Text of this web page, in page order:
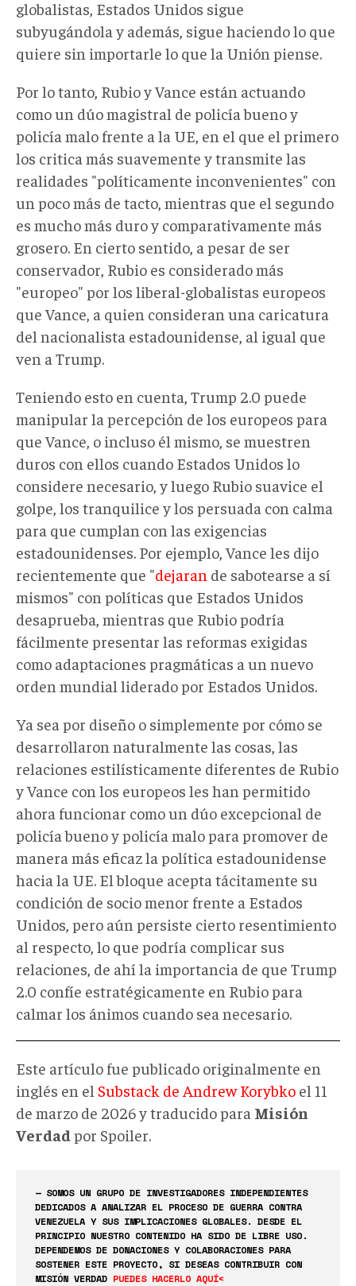
globalistas, Estados Unidos sigue
subyugándola y además, sigue haciendo lo que
quiere sin importarle lo que la Unión piense.
Por lo tanto, Rubio y Vance están actuando
como un dúo magistral de policía bueno y
policía malo frente a la UE, en el que el primero
los critica más suavemente y transmite las
realidades "políticamente inconvenientes" con
un poco más de tacto, mientras que el segundo
es mucho más duro y comparativamente más
grosero. En cierto sentido, a pesar de ser
conservador, Rubio es considerado más
"europeo" por los liberal-globalistas europeos
que Vance, a quien consideran una caricatura
del nacionalista estadounidense, al igual que
ven a Trump.
Teniendo esto en cuenta, Trump 2.0 puede
manipular la percepción de los europeos para
que Vance, o incluso él mismo, se muestren
duros con ellos cuando Estados Unidos lo
considere necesario, y luego Rubio suavice el
golpe, los tranquilice y los persuada con calma
para que cumplan con las exigencias
estadounidenses. Por ejemplo, Vance les dijo
recientemente que "dejaran de sabotearse a sí
mismos" con políticas que Estados Unidos
desaprueba, mientras que Rubio podría
fácilmente presentar las reformas exigidas
como adaptaciones pragmáticas a un nuevo
orden mundial liderado por Estados Unidos.
Ya sea por diseño o simplemente por cómo se
desarrollaron naturalmente las cosas, las
relaciones estilísticamente diferentes de Rubio
y Vance con los europeos les han permitido
ahora funcionar como un dúo excepcional de
policía bueno y policía malo para promover de
manera más eficaz la política estadounidense
hacia la UE. El bloque acepta tácitamente su
condición de socio menor frente a Estados
Unidos, pero aún persiste cierto resentimiento
al respecto, lo que podría complicar sus
relaciones, de ahí la importancia de que Trump
2.0 confíe estratégicamente en Rubio para
calmar los ánimos cuando sea necesario.
Este artículo fue publicado originalmente en
inglés en el Substack de Andrew Korybko el 11
de marzo de 2026 y traducido para Misión
Verdad por Spoiler.
— SOMOS UN GRUPO DE INVESTIGADORES INDEPENDIENTES
DEDICADOS A ANALIZAR EL PROCESO DE GUERRA CONTRA
VENEZUELA Y SUS IMPLICACIONES GLOBALES. DESDE EL
PRINCIPIO NUESTRO CONTENIDO HA SIDO DE LIBRE USO.
DEPENDEMOS DE DONACIONES Y COLABORACIONES PARA
SOSTENER ESTE PROYECTO, SI DESEAS CONTRIBUIR CON
MISIÓN VERDAD PUEDES HACERLO AQUÍ<